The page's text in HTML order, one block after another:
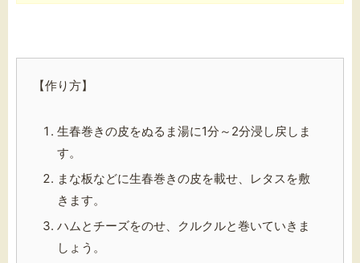
【作り方】
生春巻きの皮をぬるま湯に1分～2分浸し戻しま
す。
まな板などに生春巻きの皮を載せ、レタスを敷
きます。
ハムとチーズをのせ、クルクルと巻いていきま
しょう。